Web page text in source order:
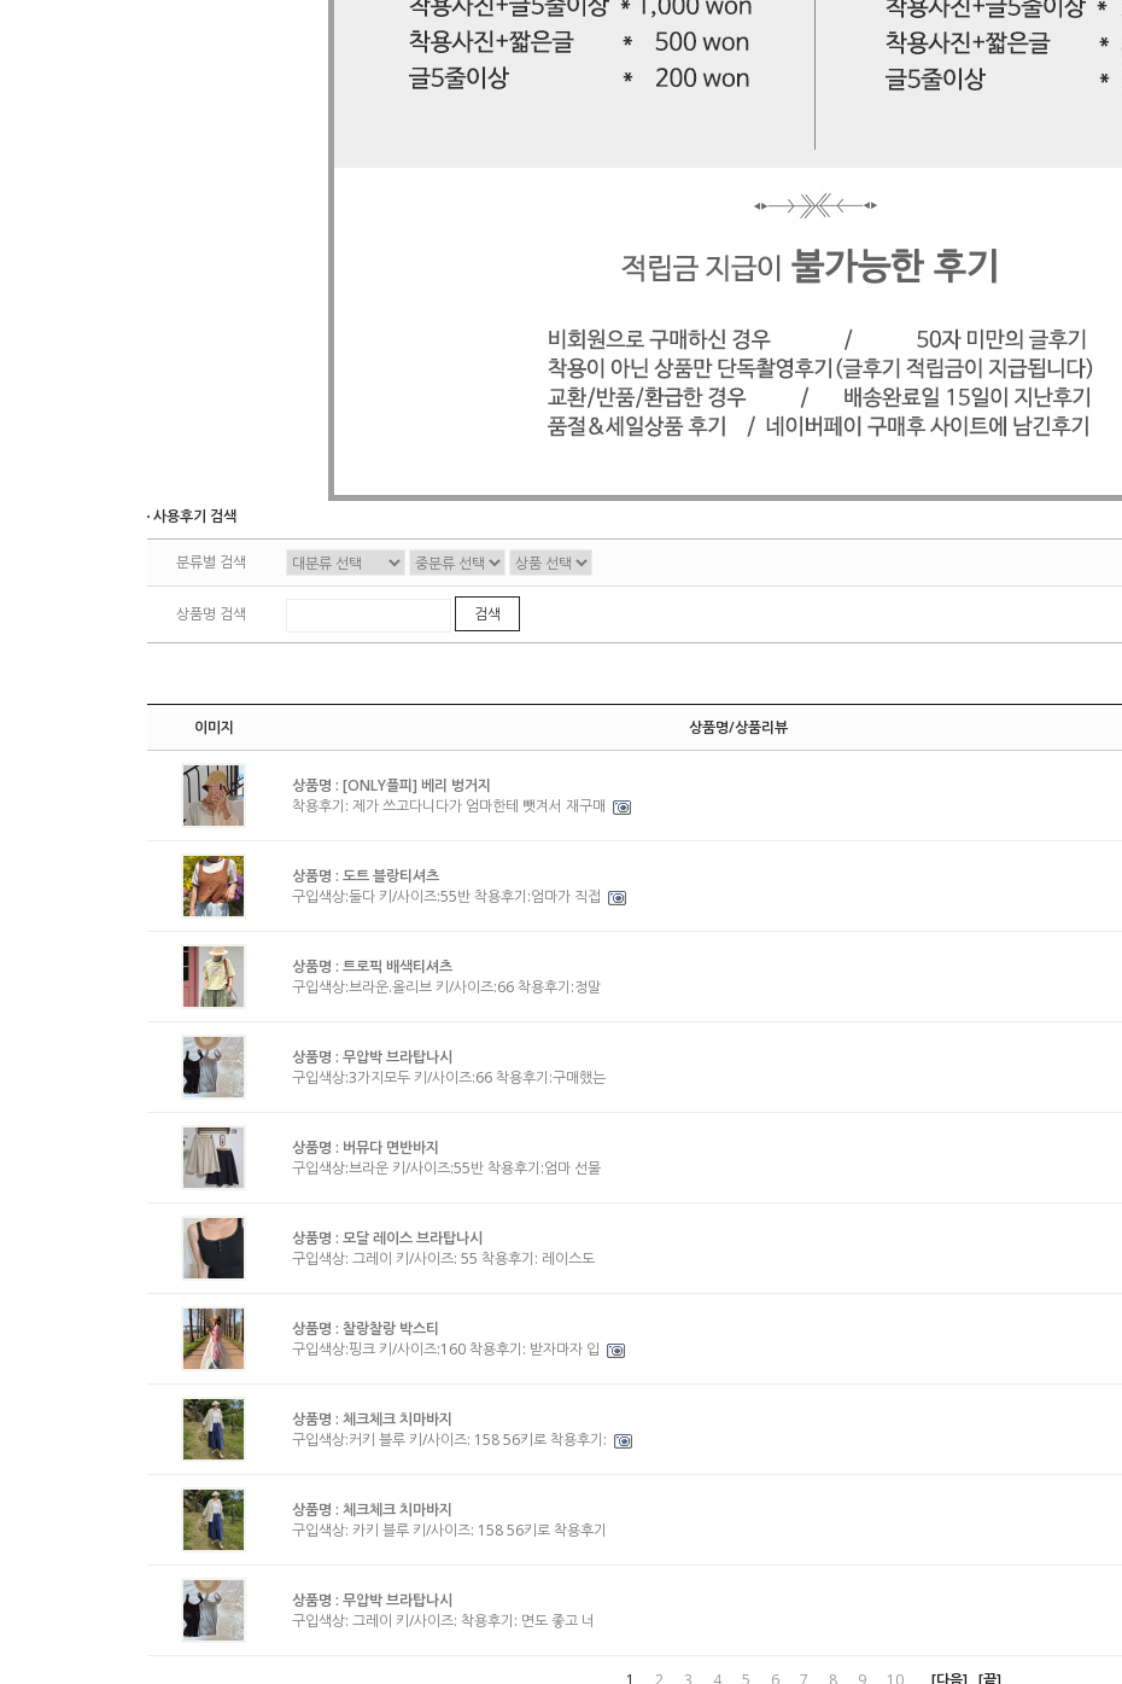
사용후기 검색
분류별 검색
상품명 검색 검색
이미지 상품명/상품리뷰
상품명 : [ONLY플피] 베리 벙거지
착용후기: 제가 쓰고다니다가 엄마한테 뺏겨서 재구매
상품명 : 도트 블랑티셔츠
구입색상:둘다 키/사이즈:55반 착용후기:엄마가 직접
상품명 : 트로픽 배색티셔츠
구입색상:브라운.올리브 키/사이즈:66 착용후기:정말
상품명 : 무압박 브라탑나시
구입색상:3가지모두 키/사이즈:66 착용후기:구매했는
상품명 : 버뮤다 면반바지
구입색상:브라운 키/사이즈:55반 착용후기:엄마 선물
상품명 : 모달 레이스 브라탑나시
구입색상: 그레이 키/사이즈: 55 착용후기: 레이스도
상품명 : 찰랑찰랑 박스티
구입색상:핑크 키/사이즈:160 착용후기: 받자마자 입
상품명 : 체크체크 치마바지
구입색상:커키 블루 키/사이즈: 158 56키로 착용후기:
상품명 : 체크체크 치마바지
구입색상: 카키 블루 키/사이즈: 158 56키로 착용후기
상품명 : 무압박 브라탑나시
구입색상: 그레이 키/사이즈: 착용후기: 면도 좋고 너
1 2 3 4 5 6 7 8 9 10 [다음] [끝]